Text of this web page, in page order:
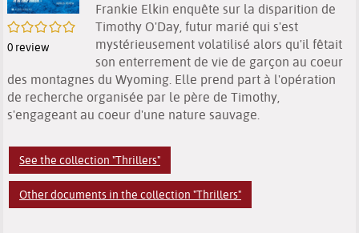
/5
0 review
Frankie Elkin enquête sur la disparition de
Timothy O'Day, futur marié qui s'est
mystérieusement volatilisé alors qu'il fêtait
son enterrement de vie de garçon au coeur
des montagnes du Wyoming. Elle prend part à l'opération
de recherche organisée par le père de Timothy,
s'engageant au coeur d'une nature sauvage.
See the collection "Thrillers"
Other documents in the collection "Thrillers"